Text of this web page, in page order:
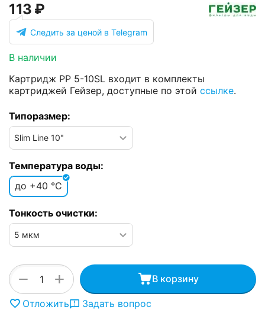
‍113‍ ₽
Следить за ценой в Telegram
В наличии
Картридж PP 5-10SL входит в комплекты
картриджей Гейзер, доступные по этой ссылке.
Типоразмер:
Температура воды:
до +40 °C
Тонкость очистки:
+
− В корзину
Отложить Задать вопрос